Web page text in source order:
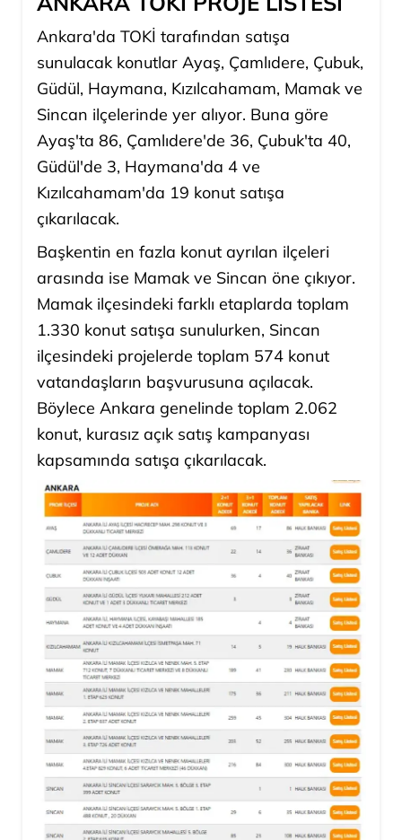
Ankara'da TOKİ tarafından satışa
sunulacak konutlar Ayaş, Çamlıdere, Çubuk,
Güdül, Haymana, Kızılcahamam, Mamak ve
Sincan ilçelerinde yer alıyor. Buna göre
Ayaş'ta 86, Çamlıdere'de 36, Çubuk'ta 40,
Güdül'de 3, Haymana'da 4 ve
Kızılcahamam'da 19 konut satışa
çıkarılacak.
Başkentin en fazla konut ayrılan ilçeleri
arasında ise Mamak ve Sincan öne çıkıyor.
Mamak ilçesindeki farklı etaplarda toplam
1.330 konut satışa sunulurken, Sincan
ilçesindeki projelerde toplam 574 konut
vatandaşların başvurusuna açılacak.
Böylece Ankara genelinde toplam 2.062
konut, kurasız açık satış kampanyası
kapsamında satışa çıkarılacak.